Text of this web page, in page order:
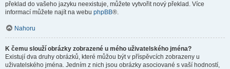
překlad do vašeho jazyku neexistuje, můžete vytvořit nový překlad. Více
informací můžete najít na webu phpBB®.
Nahoru
K čemu slouží obrázky zobrazené u mého uživatelského jména?
Existují dva druhy obrázků, které můžou být v příspěvcích zobrazeny u
uživatelského jména. Jedním z nich jsou obrázky asociované s vaší hodností,